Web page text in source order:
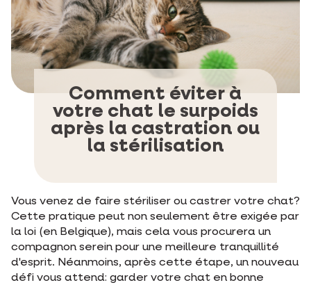
Comment éviter à
votre chat le surpoids
après la castration ou
la stérilisation
Vous venez de faire stériliser ou castrer votre chat?
Cette pratique peut non seulement être exigée par
la loi (en Belgique), mais cela vous procurera un
compagnon serein pour une meilleure tranquillité
d'esprit. Néanmoins, après cette étape, un nouveau
défi vous attend: garder votre chat en bonne